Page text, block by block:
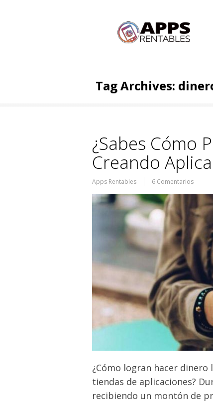
Tag Archives:
¿Sabes Cómo
Creando
Apps Rentables 6 Comentarios
¿Cómo logran hacer
tiendas de aplicaciones?
recibiendo un montón de